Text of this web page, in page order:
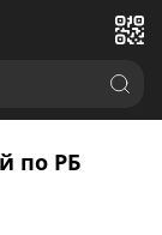
по РБ